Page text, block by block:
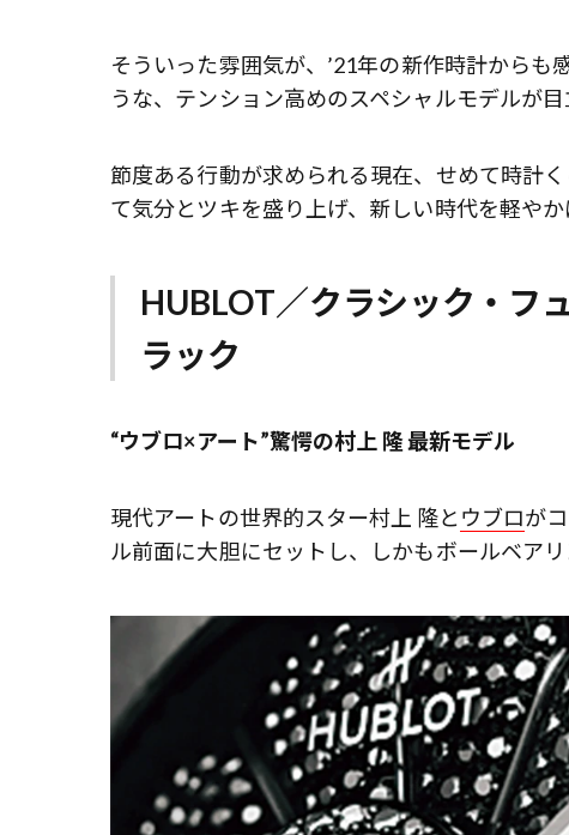
そういった雰囲気が、’21年の新作時計から
うな、テンション高めのスペシャルモデルが目
節度ある行動が求められる現在、せめて時計
て気分とツキを盛り上げ、新しい時代を軽やか
HUBLOT／クラシック・フ
ラック
“ウブロ×アート”驚愕の村上 隆 最新モデル
現代アートの世界的スター村上 隆とウブロが
ル前面に大胆にセットし、しかもボールベア